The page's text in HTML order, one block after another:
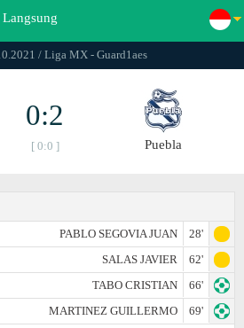
Langsung
/ Liga MX - Guard1aes
0:2
[ 0:0 ] Puebla
PABLO SEGOVIA JUAN
28'
SALAS JAVIER
62'
TABO CRISTIAN
66'
MARTINEZ GUILLERMO
69'